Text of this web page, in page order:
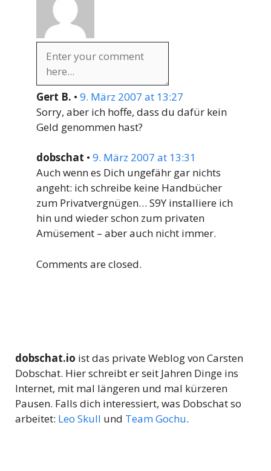
Gert B. • 9. März 2007 at 13:27
Sorry, aber ich hoffe, dass du dafür kein
Geld genommen hast?
dobschat • 9. März 2007 at 13:31
Auch wenn es Dich ungefähr gar nichts
angeht: ich schreibe keine Handbücher
zum Privatvergnügen… S9Y installiere ich
hin und wieder schon zum privaten
Amüsement – aber auch nicht immer.
Comments are closed.
dobschat.io ist das private Weblog von Carsten
Dobschat. Hier schreibt er seit Jahren Dinge ins
Internet, mit mal längeren und mal kürzeren
Pausen. Falls dich interessiert, was Dobschat so
arbeitet: Leo Skull und Team Gochu.